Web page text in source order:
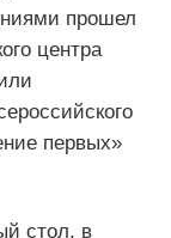
прошел
центра
первых»
стол, в